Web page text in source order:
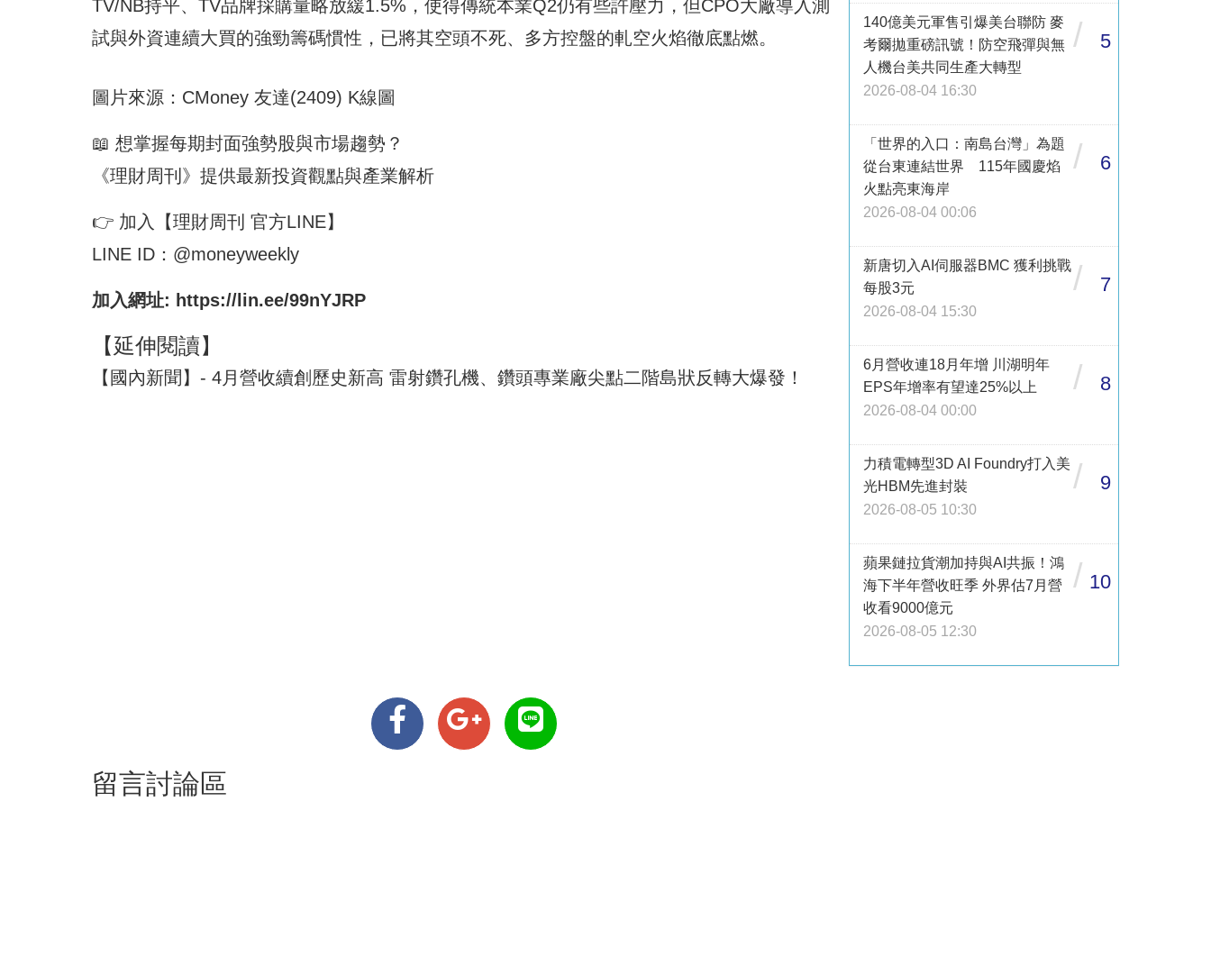
TV/NB持平、TV品牌採購量略放緩1.5%，使得傳統本業Q2仍有些許壓力，但CPO大廠導入測
試與外資連續大買的強勁籌碼慣性，已將其空頭不死、多方控盤的軋空火焰徹底點燃。
圖片來源：CMoney 友達(2409) K線圖
📖 想掌握每期封面強勢股與市場趨勢？
《理財周刊》提供最新投資觀點與產業解析
👉 加入【理財周刊 官方LINE】
LINE ID：@moneyweekly
加入網址: https://lin.ee/99nYJRP
【延伸閱讀】
【國內新聞】- 4月營收續創歷史新高 雷射鑽孔機、鑽頭專業廠尖點二階島狀反轉大爆發！
留言討論區
140億美元軍售引爆美台聯防 麥
考爾拋重磅訊號！防空飛彈與無
人機台美共同生產大轉型
2026-08-04 16:30
/ 5
「世界的入口：南島台灣」為題
從台東連結世界 115年國慶焰
火點亮東海岸
2026-08-04 00:06
/ 6
新唐切入AI伺服器BMC 獲利挑戰
每股3元
2026-08-04 15:30
/ 7
6月營收連18月年增 川湖明年
EPS年增率有望達25%以上
2026-08-04 00:00
/ 8
力積電轉型3D AI Foundry打入美
光HBM先進封裝
2026-08-05 10:30
/ 9
蘋果鏈拉貨潮加持與AI共振！鴻
海下半年營收旺季 外界估7月營
收看9000億元
2026-08-05 12:30
/ 10